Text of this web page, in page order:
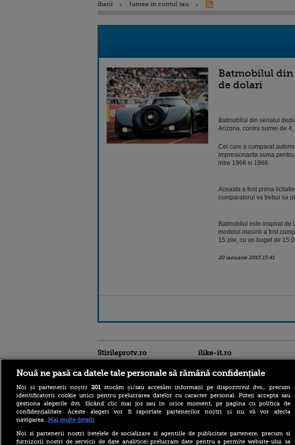
ibani lumea in contul tau
Batmobilul din
de dolari
Batmobilul din serialul
Arizona, contra sumei de
Cel care a cumparat
impresionanta suma
intre 1966 si 1968.
Aceasta a fost prima
cumparatorul va trebui sa
Batmobilul este inspirat de
modelul masinii a fost
15 zile, cu un buget de
20 ianuarie 2013 13:41
Stirileprotv.ro
sistem hidraulic de 4.500
ani ar conține secretul
ilike-it.ro
Nouă ne pasă ca datele tale personale să rămână confidențiale
Noi și partenerii noștri 201stocăm și/sau accesăm informații pe dispozitivul dvs., precum
identificatorii cookie unici pentru prelucrarea datelor cu caracter personal. Puteți accepta sau
gestiona alegerile dvs. făcând clic mai jos sau în orice moment, pe pagina cu politica de
confidențialitate. Aceste alegeri vor fi raportate partenerilor noștri și nu vă vor afecta
navigarea. Mai multe detalii
Noi si partenerii nostri (retelele de socializare si agentiile de publicitate partenere, precum si
furnizorii nostri de servicii de date analitice) prelucram date pentru a permite website-ului sa